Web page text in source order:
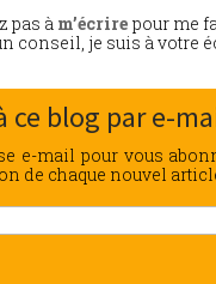
pas à m’écrire pour me
conseil, je suis à votre
ce blog par e-
e-mail pour vous
de chaque nouvel